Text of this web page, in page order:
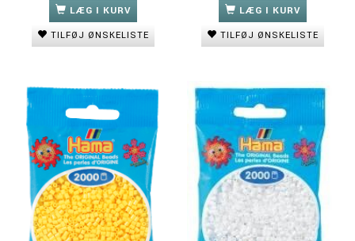
LÆG I KURV
TILFØJ ØNSKELISTE
LÆG I KURV
TILFØJ ØNSKELISTE